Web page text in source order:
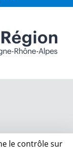
le contrôle sur